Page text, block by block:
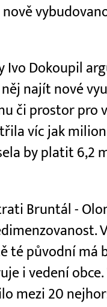
Ivo Dokoupil
najít nové
či prostor pro
víc jak
by platit 6,2
Bruntál -
té původní má
i vedení
mezi 20